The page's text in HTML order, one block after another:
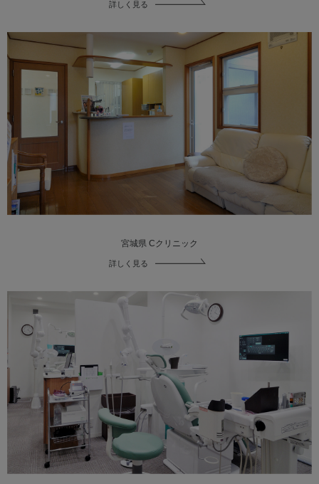
詳しく見る
宮城県 Cクリニック
詳しく見る